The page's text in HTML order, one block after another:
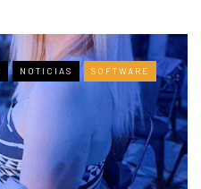
NOTICIAS SOFTWARE